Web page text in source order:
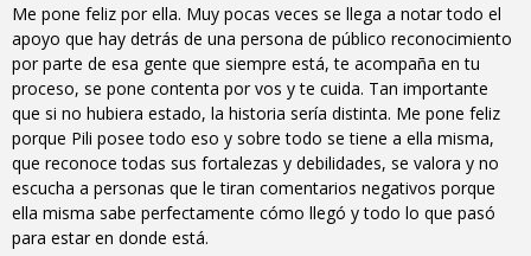
Me pone feliz por ella. Muy pocas veces se llega a notar todo el
apoyo que hay detrás de una persona de público reconocimiento
por parte de esa gente que siempre está, te acompaña en tu
proceso, se pone contenta por vos y te cuida. Tan importante
que si no hubiera estado, la historia sería distinta. Me pone feliz
porque Pili posee todo eso y sobre todo se tiene a ella misma,
que reconoce todas sus fortalezas y debilidades, se valora y no
escucha a personas que le tiran comentarios negativos porque
ella misma sabe perfectamente cómo llegó y todo lo que pasó
para estar en donde está.